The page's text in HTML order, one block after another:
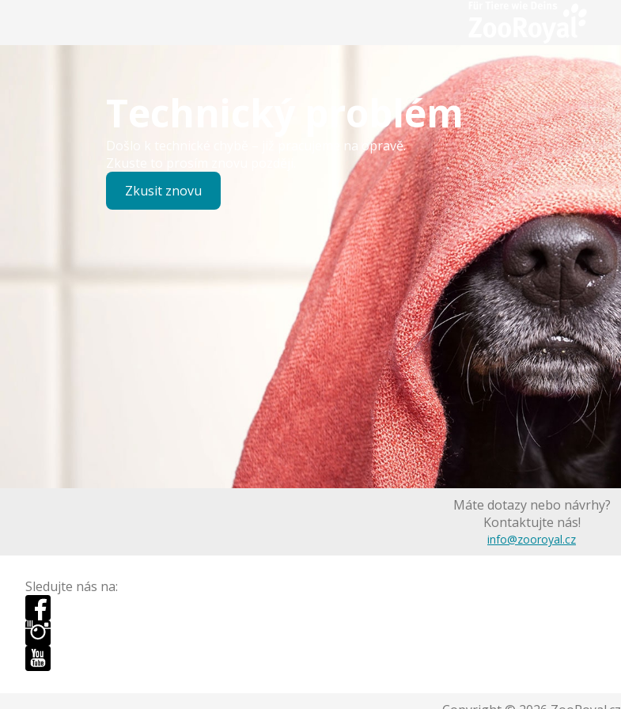
Technický problém
Došlo k technické chybě – již pracujeme na opravě.
Zkuste to prosím znovu později.
Zkusit znovu
Máte dotazy nebo návrhy?
Kontaktujte nás!
info@zooroyal.cz
Sledujte nás na: